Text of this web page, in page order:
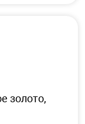
золото,